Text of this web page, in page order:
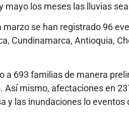
mayo los meses las lluvias
se han registrado 96
Cundinamarca, Antioquia,
a 693 familias de manera
Así mismo, afectaciones en
y las inundaciones lo eventos